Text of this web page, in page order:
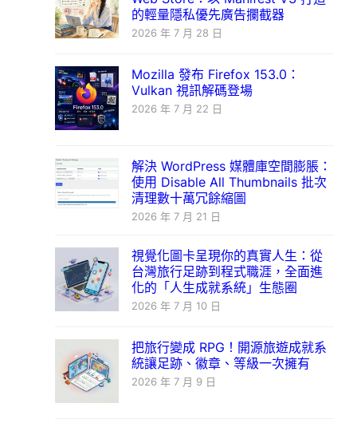
的輕量隱私優先廣告攔截器
2026 年 7 月 28 日
Mozilla 發布 Firefox 153.0：
Vulkan 視訊解碼登場
2026 年 7 月 22 日
解決 WordPress 媒體庫空間膨脹：
使用 Disable All Thumbnails 批次
清理數十萬冗餘縮圖
2026 年 7 月 21 日
視覺化圖卡呈現你的真實人生：從
台灣旅行足跡到程式職涯，全面進
化的「人生成就系統」生態圈
2026 年 7 月 10 日
把旅行變成 RPG！開源旅遊成就系
統讓足跡、徽章、等級一次擁有
2026 年 7 月 9 日